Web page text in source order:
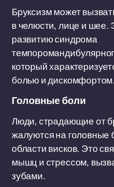
Бруксизм может
в челюсти, лице и шее.
развитию синдрома
который
болью и дискомфортом.
Головные боли
Люди, страдающие от
жалуются на головные
области висков. Это
мышц и стрессом,
зубами.